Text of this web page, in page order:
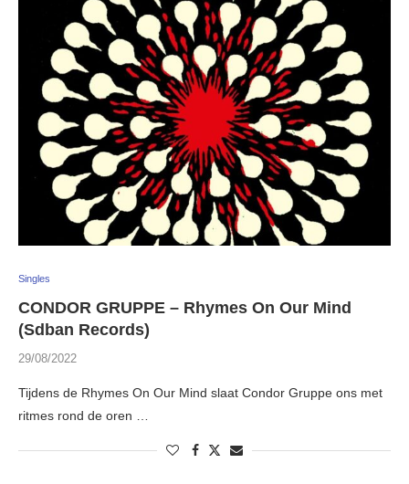
Singles
CONDOR GRUPPE – Rhymes On Our Mind
(Sdban Records)
29/08/2022
Tijdens de Rhymes On Our Mind slaat Condor Gruppe ons met
ritmes rond de oren …